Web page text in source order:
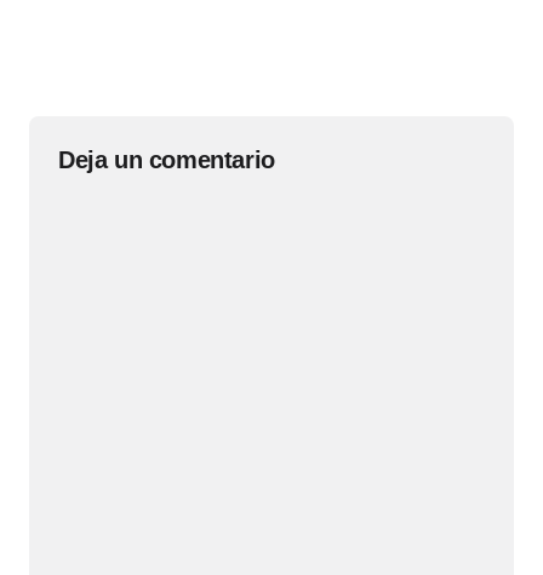
Deja un comentario